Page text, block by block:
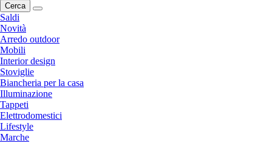
Cerca
Saldi
Novità
Arredo outdoor
Mobili
Interior design
Stoviglie
Biancheria per la casa
Illuminazione
Tappeti
Elettrodomestici
Lifestyle
Marche